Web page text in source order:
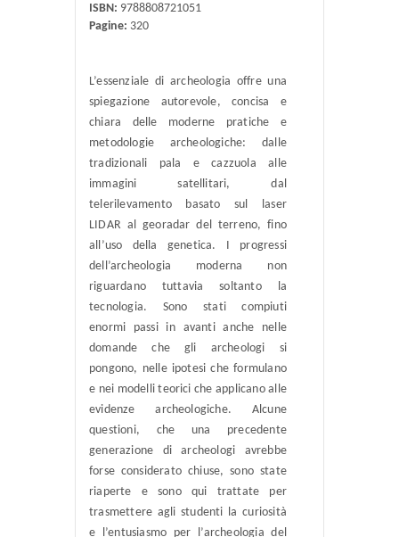
ISBN: 9788808721051
Pagine: 320
L’essenziale di archeologia offre una
spiegazione autorevole, concisa e
chiara delle moderne pratiche e
metodologie archeologiche: dalle
tradizionali pala e cazzuola alle
immagini satellitari, dal
telerilevamento basato sul laser
LIDAR al georadar del terreno, fino
all’uso della genetica. I progressi
dell’archeologia moderna non
riguardano tuttavia soltanto la
tecnologia. Sono stati compiuti
enormi passi in avanti anche nelle
domande che gli archeologi si
pongono, nelle ipotesi che formulano
e nei modelli teorici che applicano alle
evidenze archeologiche. Alcune
questioni, che una precedente
generazione di archeologi avrebbe
forse considerato chiuse, sono state
riaperte e sono qui trattate per
trasmettere agli studenti la curiosità
e l’entusiasmo per l’archeologia del